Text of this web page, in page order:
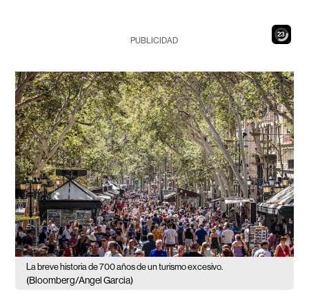
21
PUBLICIDAD
La breve historia de 700 años de un turismo excesivo.
(Bloomberg/Angel Garcia)